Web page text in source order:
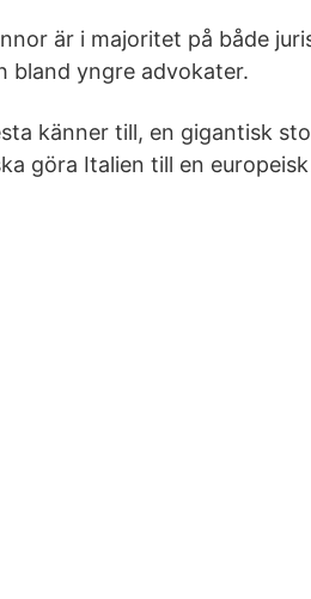
är i majoritet på både
bland yngre advokater.
känner till, en gigantisk
göra Italien till en